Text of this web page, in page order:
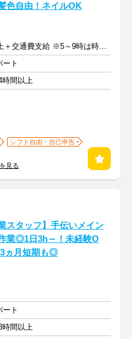
色自由！ネイルOK
時給1050円以上＋交通費支給 ※5～9時は時給1100円
ート
時間以上
シフト自由・自己申告
見る
スタッフ】手伝いメイン
業◎1日3h～！未経験O
3ヵ月短期も◎
ート
時間以上